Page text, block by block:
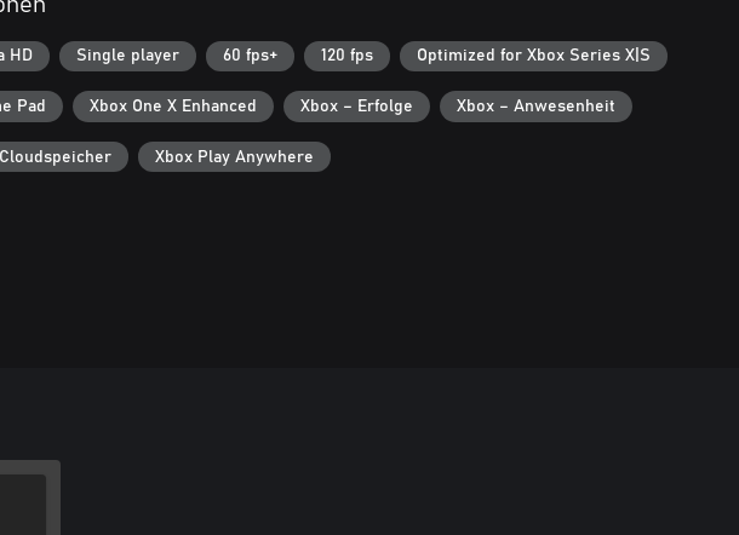
HD Single player 60 fps+ 120 fps Optimized for Xbox Series X|S
Pad Xbox One X Enhanced Xbox – Erfolge Xbox – Anwesenheit
Xbox Play Anywhere